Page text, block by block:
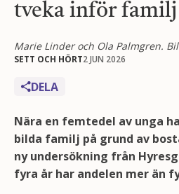
tveka inför familj
SETT OCH HÖRT2 JUN 2026
DELA
Marie Linder och Ola Palmgren.
Nära en femtedel av unga
bilda familj på grund av
ny undersökning från
fyra år har andelen mer än